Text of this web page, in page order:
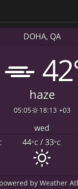
DOHA, QA
haze
05:05 18:13 +03
wed
44°C/ 33°C
powered byWeather